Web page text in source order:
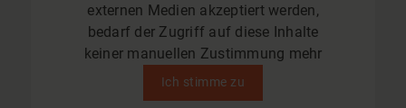
externen Medien akzeptiert werden,
bedarf der Zugriff auf diese Inhalte
keiner manuellen Zustimmung mehr
Ich stimme zu